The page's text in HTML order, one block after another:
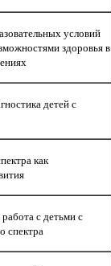
условий
здоровья в
детей с
как
с детьми с
спектра